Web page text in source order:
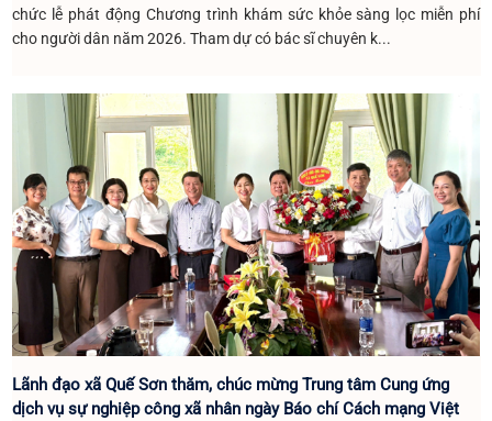
chức lễ phát động Chương trình khám sức khỏe sàng lọc miễn phí
cho người dân năm 2026. Tham dự có bác sĩ chuyên k...
Lãnh đạo xã Quế Sơn thăm, chúc mừng Trung tâm Cung ứng
dịch vụ sự nghiệp công xã nhân ngày Báo chí Cách mạng Việt